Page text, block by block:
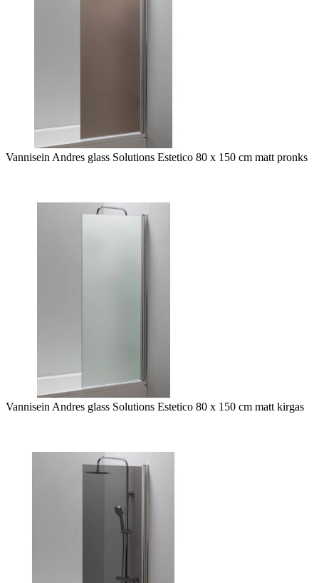
Vannisein Andres glass Solutions Estetico 80 x 150 cm matt pronks
Vannisein Andres glass Solutions Estetico 80 x 150 cm matt kirgas